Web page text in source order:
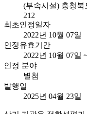
(부속시설) 충청북
212
최초인정일자
2022년 10월 07일
인정유효기간
2022년 10월 07일
인정 분야
별첨
발행일
2025년 04월 23일